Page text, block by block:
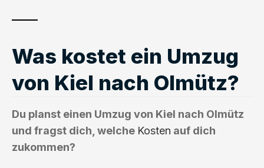
Was kostet ein Umzug
von Kiel nach Olmütz?
Du planst einen Umzug von Kiel nach Olmütz
und fragst dich, welche Kosten auf dich
zukommen?